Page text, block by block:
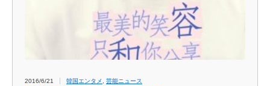
2016/6/21 韓国エンタメ 芸能ニュース